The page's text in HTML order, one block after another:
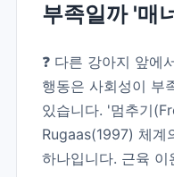
부족일까 '매
❓ 다른 강아지 앞에
행동은 사회성이 부
있습니다. '멈추기
Rugaas(1997) 체계
하나입니다. 근육 이